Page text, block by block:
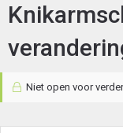
Niet open voor